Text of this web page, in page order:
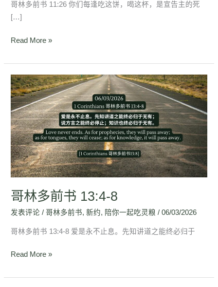
哥林多前书 11:26 你们每逢吃这饼，喝这杯，是宣告主的死
[…]
Read More »
哥林多前书 13:4-8
发表评论 /哥林多前书,新约, 陪你一起吃灵粮 /06/03/2026
哥林多前书 13:4-8 爱是永不止息。先知讲道之能终必归于
哥
林
多
前
书
13:4-
8
Read More »